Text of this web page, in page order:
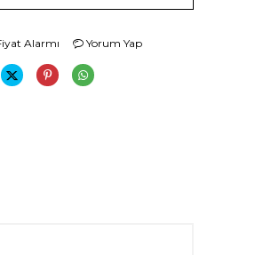
Alarmı Yorum Yap